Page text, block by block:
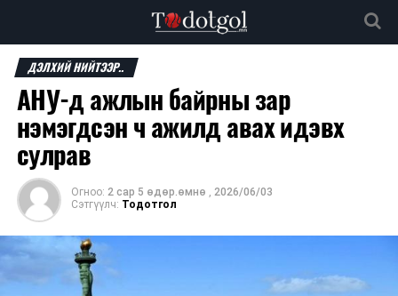
ДЭЛХИЙ НИЙТЭЭР..
АНУ-д ажлын байрны зар
нэмэгдсэн ч ажилд авах идэвх
сулрав
Огноо: 2 сар 5 өдөр.өмнө , 2026/06/03
Сэтгүүлч: Тодотгол